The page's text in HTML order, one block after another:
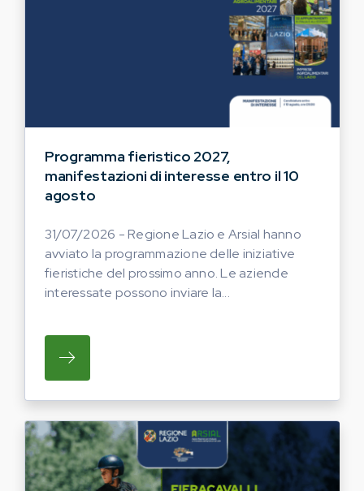
Programma fieristico 2027,
manifestazioni di interesse entro il 10
agosto
31/07/2026 - Regione Lazio e Arsial hanno
avviato la programmazione delle iniziative
fieristiche del prossimo anno. Le aziende
interessate possono inviare la...
SU REGIONE LAZIO E ARSIAL HANNO